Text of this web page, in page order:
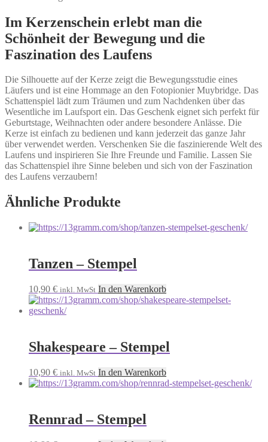
Im Kerzenschein erlebt man die
Schönheit der Bewegung und die
Faszination des Laufens
Die Silhouette auf der Kerze zeigt die Bewegungsstudie eines
Läufers und ist eine Hommage an den Fotopionier Muybridge. Das
Schattenspiel lädt zum Träumen und zum Nachdenken über das
Wesentliche im Laufsport ein. Das Geschenk eignet sich perfekt für
Geburtstage, Weihnachten oder andere besondere Anlässe. Die
Kerze ist einfach zu bedienen und kann jederzeit das ganze Jahr
über verwendet werden. Verschenken Sie die faszinierende Welt des
Laufens und inspirieren Sie Ihre Freunde und Familie. Lassen Sie
das Schattenspiel ihre Sinne beleben und sich von der Faszination
des Laufens verzaubern!
Ähnliche Produkte
Tanzen – Stempel
10,90 € inkl. MwSt In den Warenkorb
Shakespeare – Stempel
10,90 € inkl. MwSt In den Warenkorb
Rennrad – Stempel